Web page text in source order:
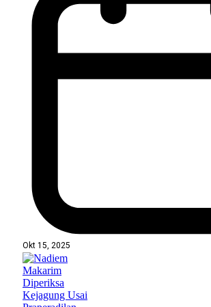
Okt 15, 2025